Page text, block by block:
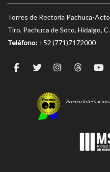
Torres de Rectoría Pachuca-
Tiro, Pachuca de Soto, Hidalgo,
Teléfono: +52 (771)7172000
Premio